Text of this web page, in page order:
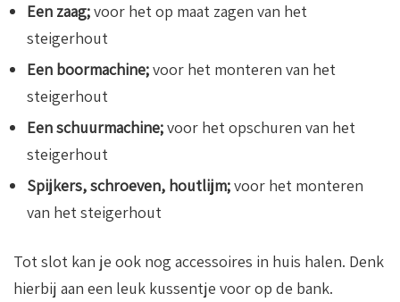
Een zaag;voor het op maat zagen van het
steigerhout
Een boormachine;voor het monteren van het
steigerhout
Een schuurmachine;voor het opschuren van het
steigerhout
Spijkers, schroeven, houtlijm;voor het monteren
van het steigerhout
Tot slot kan je ook nog accessoires in huis halen. Denk
hierbij aan een leuk kussentje voor op de bank.